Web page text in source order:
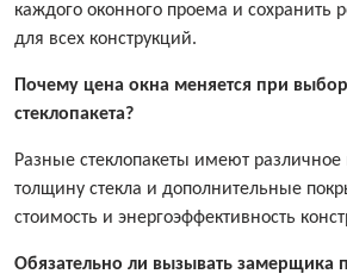
каждого оконного проема и сохранить
для всех конструкций.
Почему цена окна меняется при
стеклопакета?
Разные стеклопакеты имеют различное
толщину стекла и дополнительные
стоимость и энергоэффективность
Обязательно ли вызывать замерщика